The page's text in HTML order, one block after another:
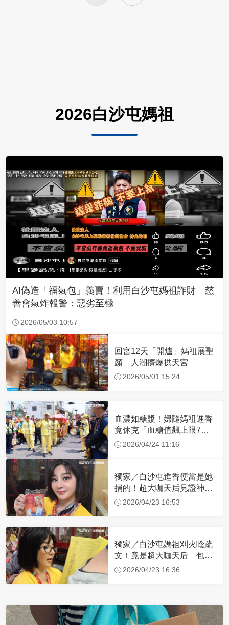
2026白沙屯媽祖
AI偽造「福氣包」義賣！利用白沙屯媽祖詐財 慈
善會氣炸報警：惡劣至極
2026/05/03 10:57
回宮12天「開爐」媽祖展聖
顏 人潮擠爆拱天宮
2026/05/01 15:24
血濃如糖漿！婦隨媽祖進香
竟休克「血糖值飆上限7
倍」 醫曝原因
2026/04/24 11:16
獨家／白沙屯進香便當是她
捐的！超大咖天后見證神
蹟 一靠近媽祖就爆哭
2026/04/23 16:53
獨家／白沙屯媽祖刈火唸疏
文！竟是超大咖天后 包尿
布忍尿5小時不喊累
2026/04/23 16:36